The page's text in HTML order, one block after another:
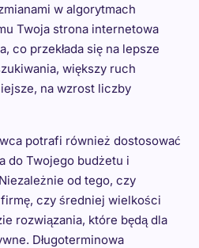
w algorytmach
Twoja strona internetowa
co przekłada się na lepsze
większy ruch
na wzrost liczby
potrafi również dostosować
do Twojego budżetu i
od tego, czy
firmę, czy średniej wielkości
rozwiązania, które będą dla
Długoterminowa